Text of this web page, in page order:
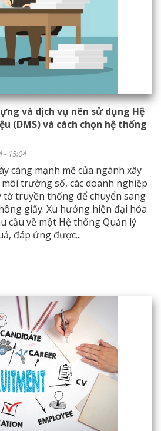
và dịch vụ nên sử dụng Hệ
(DMS) và cách chọn hệ thống
- 15:04
càng mạnh mẽ của ngành xây
trường số, các doanh nghiệp
tờ truyền thống để chuyển sang
giấy. Xu hướng hiện đại hóa
cầu về một Hệ thống Quản lý
đáp ứng được...